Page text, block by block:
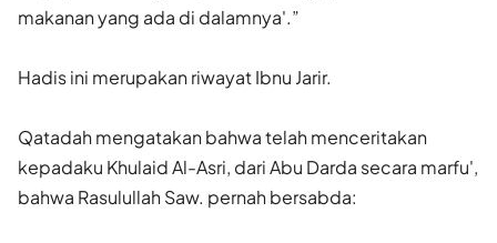
makanan yang ada di dalamnya'.”
Hadis ini merupakan riwayat Ibnu Jarir.
Qatadah mengatakan bahwa telah menceritakan
kepadaku Khulaid Al-Asri, dari Abu Darda secara marfu',
bahwa Rasulullah Saw. pernah bersabda: